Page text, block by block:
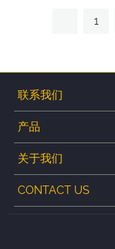
1
联系我们
产品
关于我们
CONTACT US